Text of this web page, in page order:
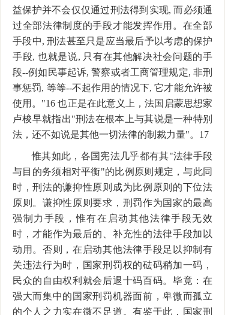
益保护并不会仅仅通过刑法得到实现, 而必须通
过全部法律制度的手段才能发挥作用。在全部
手段中, 刑法甚至只是应当最后予以考虑的保护
手段, 也就是说, 只有在其他解决社会问题的手
段--例如民事起诉, 警察或者工商管理规定, 非刑
事惩罚, 等等--不起作用的情况下, 它才能允许被
使用。"16 也正是在此意义上，法国启蒙思想家
卢梭早就指出"刑法在根本上与其说是一种特别
法，还不如说是其他一切法律的制裁力量"。17
惟其如此，各国宪法几乎都有其"法律手段
与目的务须相对平衡"的比例原则规定，与此同
时，刑法的谦抑性原则成为比例原则的下位法
原则。谦抑性原则要求，刑罚作为国家的最高
强制力手段，惟有在启动其他法律手段无效
时，才能作为最后的、补充性的法律手段加以
动用。否则，在启动其他法律手段足以抑制有
关违法行为时，国家刑罚权的砝码稍加一码，
民众的自由权利就会后退十码百码。毕竟：在
强大而集中的国家刑罚机器面前，卑微而孤立
的个人之力实在微不足道。有鉴于此，国家刑